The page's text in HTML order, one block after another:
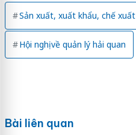
Sản xuất, xuất khẩu, chế xuất
Hội nghị về quản lý hải quan
Bài liên quan